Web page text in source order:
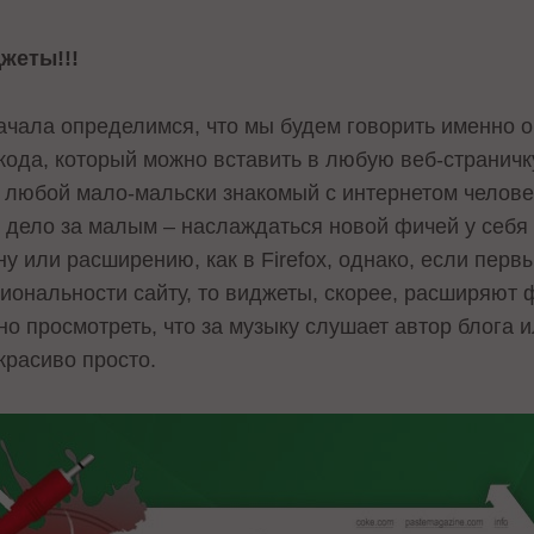
определимся, что мы будем говорить именно
который можно вставить в любую веб-
мало-мальски знакомый с интернетом
за малым – наслаждаться новой фичей у себя
или расширению, как в Firefox, однако, если
сайту, то виджеты, скорее, расширяют
просмотреть, что за музыку слушает автор блога
просто.